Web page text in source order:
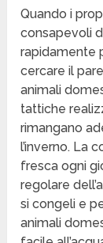
Quando i
consapevoli
rapidamente
cercare il
animali
tattiche
rimangano
l’inverno. La
fresca ogni
regolare
si congeli e
animali